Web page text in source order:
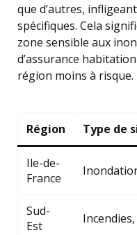
que d’autres,
spécifiques. Cela
zone sensible aux
d’assurance
région moins à risque.
Région Type de
Ile-de-
France
Sud-
Est